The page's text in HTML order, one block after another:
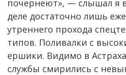
почернеют», — слышал я
деле достаточно лишь
утреннего прохода
типов. Поливалки с
ершики. Видимо в
службы смирились с